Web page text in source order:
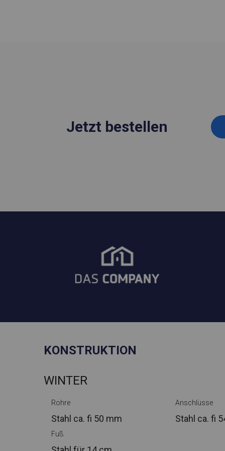
Jetzt bestellen
KONSTRUKTION
WINTER
Rohre
Stahl ca. fi 50 mm
Anschlüsse
Stahl ca. fi
Fuß